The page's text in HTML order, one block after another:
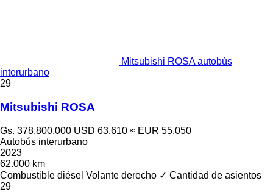
Mitsubishi ROSA autobús
interurbano
29
Mitsubishi ROSA
Gs. 378.800.000 USD 63.610 ≈ EUR 55.050
Autobús interurbano
2023
62.000 km
Combustible diésel Volante derecho ✓ Cantidad de asientos
29